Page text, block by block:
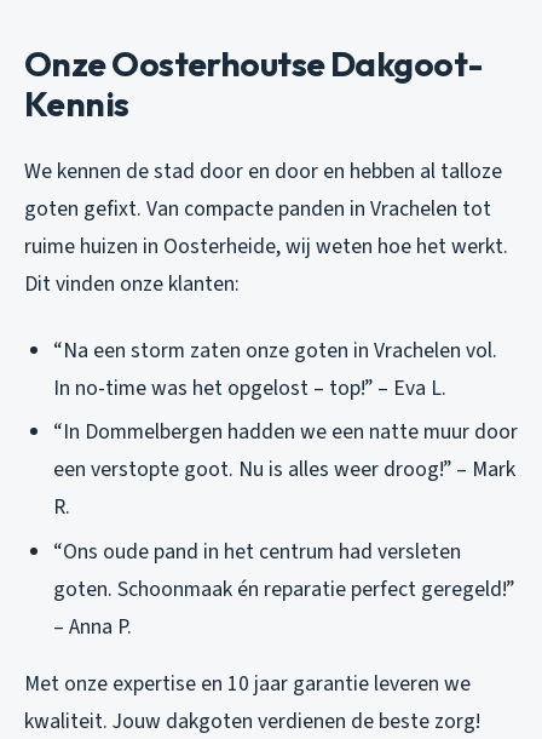
Onze Oosterhoutse Dakgoot-
Kennis
We kennen de stad door en door en hebben al talloze
goten gefixt. Van compacte panden in Vrachelen tot
ruime huizen in Oosterheide, wij weten hoe het werkt.
Dit vinden onze klanten:
“Na een storm zaten onze goten in Vrachelen vol.
In no-time was het opgelost – top!” – Eva L.
“In Dommelbergen hadden we een natte muur door
een verstopte goot. Nu is alles weer droog!” – Mark
R.
“Ons oude pand in het centrum had versleten
goten. Schoonmaak én reparatie perfect geregeld!”
– Anna P.
Met onze expertise en 10 jaar garantie leveren we
kwaliteit. Jouw dakgoten verdienen de beste zorg!